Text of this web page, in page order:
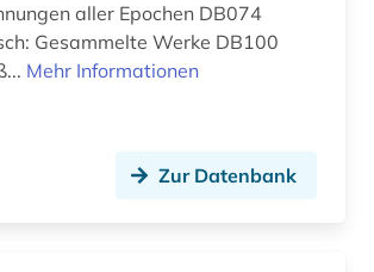
biologe; geologe (1)
aller Epochen DB074
Gesammelte Werke DB100
Mehr Informationen
Zur Datenbank